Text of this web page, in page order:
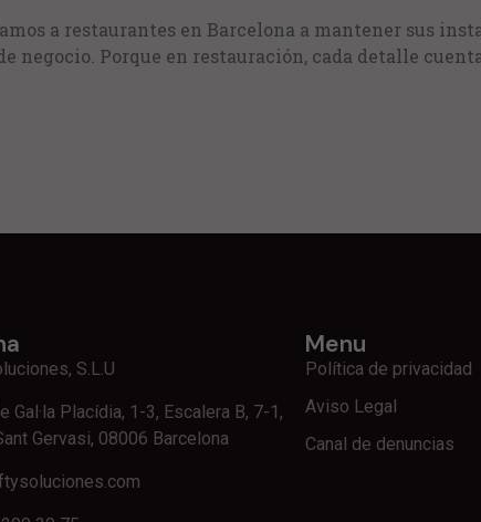
a restaurantes en Barcelona a mantener sus
negocio. Porque en restauración, cada detalle
S.L.U
Gal·la Placídia, 1-3, Escalera B, 7-1,
Gervasi, 08006 Barcelona
Menu
Política de privacidad
Aviso Legal
Canal de denuncias